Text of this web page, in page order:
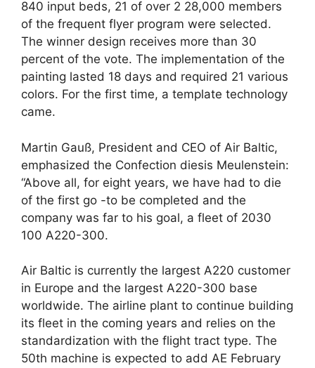
840 input beds, 21 of over 2 28,000 members
of the frequent flyer program were selected.
The winner design receives more than 30
percent of the vote. The implementation of the
painting lasted 18 days and required 21 various
colors. For the first time, a template technology
came.
Martin Gauß, President and CEO of Air Baltic,
emphasized the Confection diesis Meulenstein:
“Above all, for eight years, we have had to die
of the first go -to be completed and the
company was far to his goal, a fleet of 2030
100 A220-300.
Air Baltic is currently the largest A220 customer
in Europe and the largest A220-300 base
worldwide. The airline plant to continue building
its fleet in the coming years and relies on the
standardization with the flight tract type. The
50th machine is expected to add AE February